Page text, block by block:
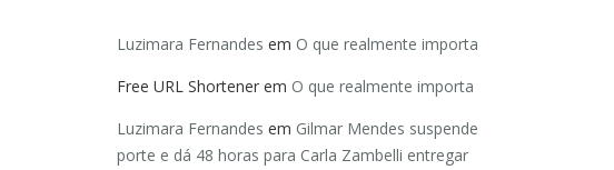
Luzimara Fernandes em O que realmente importa
Free URL Shortener em O que realmente importa
Luzimara Fernandes em Gilmar Mendes suspende
porte e dá 48 horas para Carla Zambelli entregar